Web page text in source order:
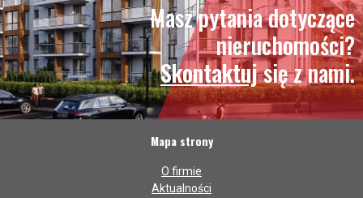
Masz pytania dotyczące
nieruchomości?
Skontaktujsię z nami.
Mapa strony
O firmie
Aktualności